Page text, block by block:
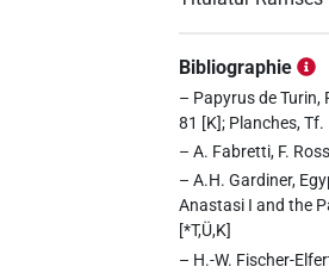
Bibliographie
– Papyrus de Turin,
81 [K]; Planches,
– A. Fabretti, F.
– A.H. Gardiner,
Anastasi I and the
[*T,Ü,K]
– H.-W. Fischer-